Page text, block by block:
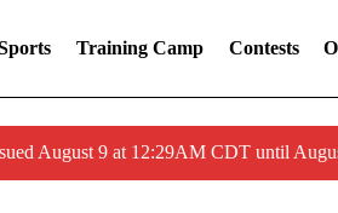
Training Camp Contests
August 9 at 12:29AM CDT until